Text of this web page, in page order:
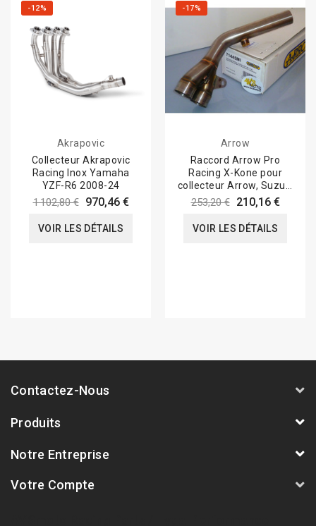
-12%
Akrapovic
Collecteur Akrapovic
Racing Inox Yamaha
YZF-R6 2008-24
1 102,80 € 970,46 €
VOIR LES DÉTAILS
-17%
Arrow
Raccord Arrow Pro
Racing X-Kone pour
collecteur Arrow, Suzuki
GSR 11-16 et...
253,20 € 210,16 €
VOIR LES DÉTAILS
Contactez-Nous
Produits
Notre Entreprise
Votre Compte